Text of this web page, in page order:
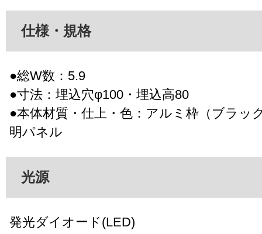
仕様・規格
●総W数：5.9
●寸法：埋込穴φ100・埋込高80
●本体材質・仕上・色：アルミ枠（ブラッ
明パネル
光源
発光ダイオード(LED)